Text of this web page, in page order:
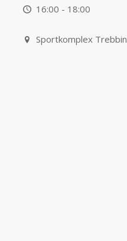
16:00 - 18:00
Sportkomplex Trebbin